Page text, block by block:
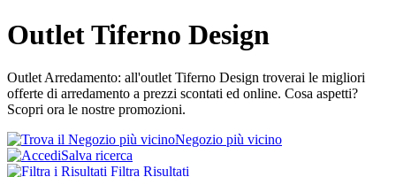
Outlet Tiferno Design
Outlet Arredamento: all'outlet Tiferno Design troverai le migliori
offerte di arredamento a prezzi scontati ed online. Cosa aspetti?
Scopri ora le nostre promozioni.
Negozio più vicino
Salva ricerca
Filtra Risultati